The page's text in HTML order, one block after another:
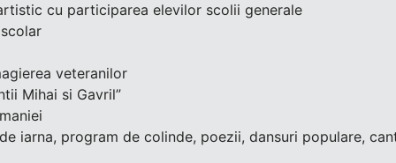
cu participarea elevilor scolii generale
veteranilor
Mihai si Gavril”
iarna, program de colinde, poezii, dansuri populare,